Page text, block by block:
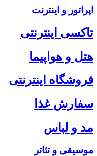
اپراتور و اینترنت
تاکسی اینترنتی
هتل و هواپیما
فروشگاه اینترنتی
سفارش غذا
مد و لباس
موسیقی و تئاتر